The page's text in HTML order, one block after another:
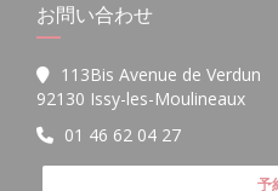
お問い合わせ
113Bis Avenue de Verdun
92130 Issy-les-Moulineaux((新
01 46 62 04 27
予